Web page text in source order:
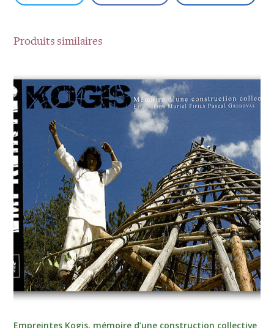
Produits similaires
Empreintes Kogis, mémoire d’une construction collective